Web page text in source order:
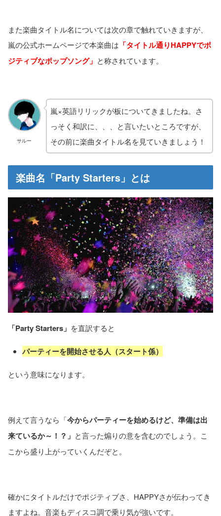
また楽曲タイトル名については次の章で触れていきますが、
嵐の公式ホームページで本楽曲は 「タイトル通りHAPPYでポ
ジティブなポップソング」 と称されています。
サルー
嵐×英語リリックが板についてきましたね。さ
っそく和訳に、、、と言いたいところですが、
その前に楽曲タイトル名を見ていきましょう！
楽曲名「Party Starters」とは
「Party Starters」 を直訳すると
パーティーを開始させる人（スタート係）
という意味になります。
例えて言うなら「今からパーティーを始めるけど、準備は出
来ているか～！？」 と言った煽りの意を含むのでしょう。こ
こから盛り上がっていくんだぞと。
確かにタイトルだけでポジティブさ、HAPPYさが伝わってき
ますよね。音楽もディスコ調で乗り気が強いです。